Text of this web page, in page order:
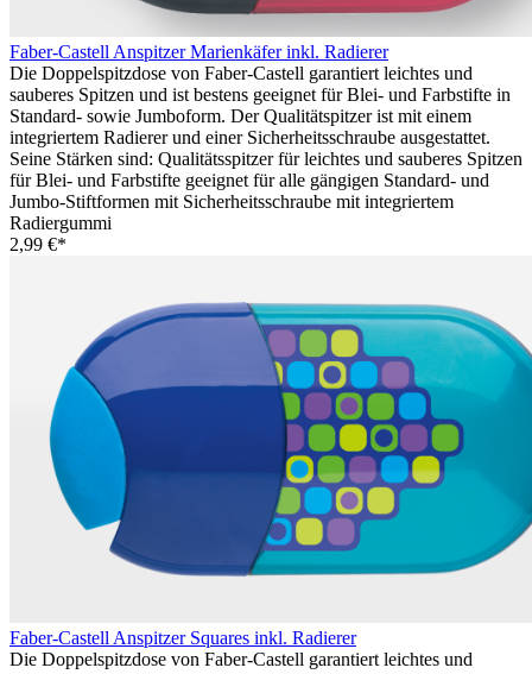
Faber-Castell Anspitzer Marienkäfer inkl. Radierer
Die Doppelspitzdose von Faber-Castell garantiert leichtes und
sauberes Spitzen und ist bestens geeignet für Blei- und Farbstifte in
Standard- sowie Jumboform. Der Qualitätspitzer ist mit einem
integriertem Radierer und einer Sicherheitsschraube ausgestattet.
Seine Stärken sind: Qualitätsspitzer für leichtes und sauberes Spitzen
für Blei- und Farbstifte geeignet für alle gängigen Standard- und
Jumbo-Stiftformen mit Sicherheitsschraube mit integriertem
Radiergummi
2,99 €*
Faber-Castell Anspitzer Squares inkl. Radierer
Die Doppelspitzdose von Faber-Castell garantiert leichtes und